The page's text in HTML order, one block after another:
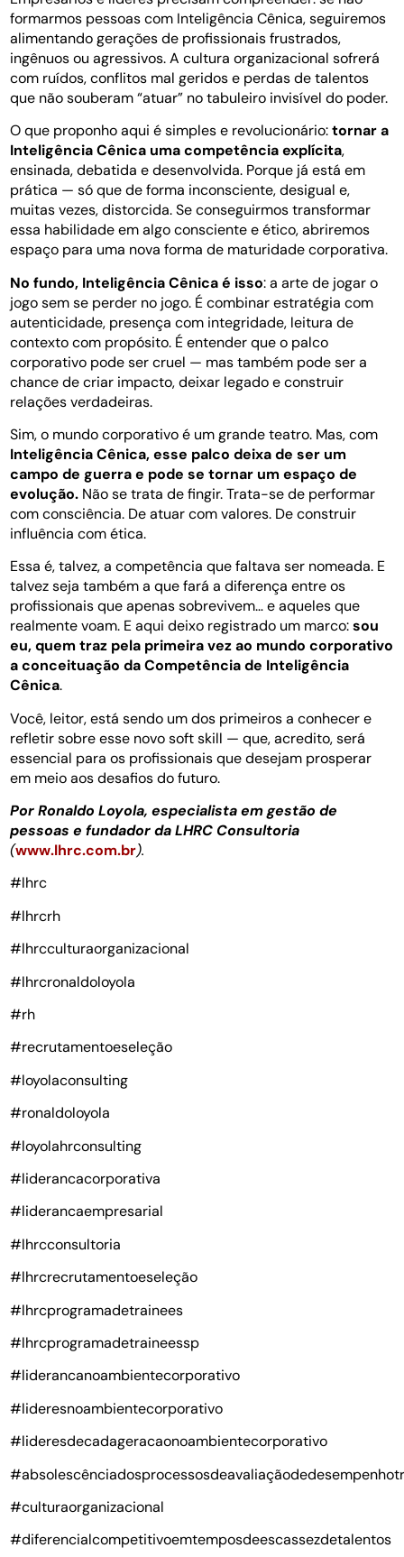
formarmos pessoas com Inteligência Cênica, seguiremos
alimentando gerações de profissionais frustrados,
ingênuos ou agressivos. A cultura organizacional sofrerá
com ruídos, conflitos mal geridos e perdas de talentos
que não souberam “atuar” no tabuleiro invisível do poder.
O que proponho aqui é simples e revolucionário:tornar a
Inteligência Cênica uma competência explícita,
ensinada, debatida e desenvolvida. Porque já está em
prática — só que de forma inconsciente, desigual e,
muitas vezes, distorcida. Se conseguirmos transformar
essa habilidade em algo consciente e ético, abriremos
espaço para uma nova forma de maturidade corporativa.
No fundo, Inteligência Cênica é isso: a arte de jogar o
jogo sem se perder no jogo. É combinar estratégia com
autenticidade, presença com integridade, leitura de
contexto com propósito. É entender que o palco
corporativo pode ser cruel — mas também pode ser a
chance de criar impacto, deixar legado e construir
relações verdadeiras.
Sim, o mundo corporativo é um grande teatro. Mas, com
Inteligência Cênica, esse palco deixa de ser um
campo de guerra e pode se tornar um espaço de
evolução. Não se trata de fingir. Trata-se de performar
com consciência. De atuar com valores. De construir
influência com ética.
Essa é, talvez, a competência que faltava ser nomeada. E
talvez seja também a que fará a diferença entre os
profissionais que apenas sobrevivem… e aqueles que
realmente voam. E aqui deixo registrado um marco:sou
eu, quem traz pela primeira vez ao mundo corporativo
a conceituação da Competência de Inteligência
Cênica.
Você, leitor, está sendo um dos primeiros a conhecer e
refletir sobre esse novo soft skill — que, acredito, será
essencial para os profissionais que desejam prosperar
em meio aos desafios do futuro.
Por Ronaldo Loyola, especialista em gestão de
pessoas e fundador da LHRC Consultoria
(www.lhrc.com.br).
#lhrc
#lhrcrh
#lhrcculturaorganizacional
#lhrcronaldoloyola
#rh
#recrutamentoeseleção
#loyolaconsulting
#ronaldoloyola
#loyolahrconsulting
#liderancacorporativa
#liderancaempresarial
#lhrcconsultoria
#lhrcrecrutamentoeseleção
#lhrcprogramadetrainees
#lhrcprogramadetraineessp
#liderancanoambientecorporativo
#lideresnoambientecorporativo
#lideresdecadageracaonoambientecorporativo
#culturaorganizacional
#diferencialcompetitivoemtemposdeescassezdetalentos